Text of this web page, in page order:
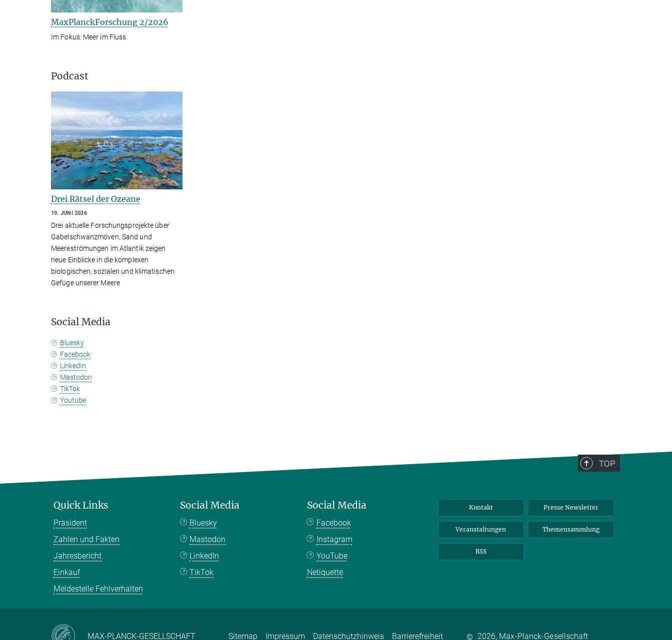
MaxPlanckForschung 2/2026
Im Fokus: Meer im Fluss
Podcast
Drei Rätsel der Ozeane
19. JUNI 2026
Drei aktuelle Forschungsprojekte über
Gabelschwanzmöven, Sand und
Meereströmungen im Atlantik zeigen
neue Einblicke in die komplexen
biologischen, sozialen und klimatischen
Gefüge unserer Meere
Social Media
Bluesky
Facebook
LinkedIn
Mastodon
TikTok
Youtube
TOP
Quick Links
Präsident
Zahlen und Fakten
Jahresbericht
Einkauf
Meldestelle Fehlverhalten
Social Media
Bluesky
Mastodon
LinkedIn
TikTok
Social Media
Facebook
Instagram
YouTube
Netiquette
Kontakt Presse Newsletter
Veranstaltungen Themensammlung
RSS
MAX-PLANCK-GESELLSCHAFT Sitemap Impressum Datenschutzhinweis Barrierefreiheit © 2026, Max-Planck-Gesellschaft